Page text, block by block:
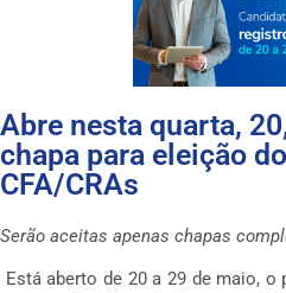
Abre nesta quarta,
chapa para eleição
CFA/CRAs
Serão aceitas apenas chapas
Está aberto de 20 a 29 de maio,